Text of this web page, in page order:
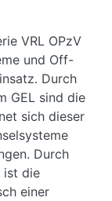
VRL OPzV
und Off-
Durch
GEL sind die
sich dieser
Durch
ist die
einer